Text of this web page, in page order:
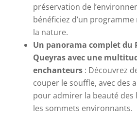
préservation de
bénéficiez d’un
la nature.
Un panorama complet du
Queyras avec une
enchanteurs: Découvrez
couper le souffle, avec des
pour admirer la beauté des
les sommets environnants.